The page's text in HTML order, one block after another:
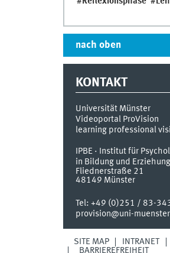
nach oben
KONTAKT
Universität Münster
Videoportal ProVision
learning professional
IPBE · Institut für
in Bildung und Erziehung
Fliednerstraße 21
48149 Münster
Tel: +49 (0)251 / 83-
provision@uni-
SITE MAP INTRANET
BARRIEREFREIHEIT